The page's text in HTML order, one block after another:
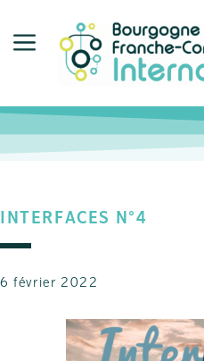
INTERFACES N°4
6 février 2022